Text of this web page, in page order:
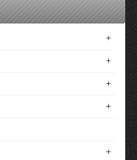
+
+
+
+
+